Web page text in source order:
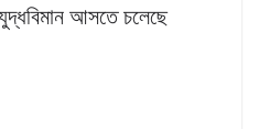
আসতে চলেছে